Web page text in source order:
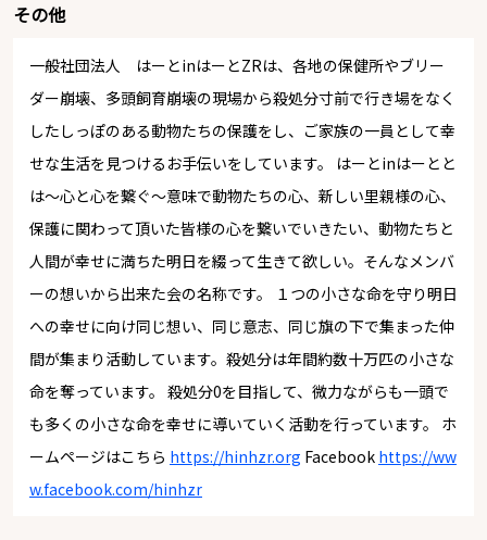
その他
一般社団法人 はーとinはーとZRは、各地の保健所やブリー
ダー崩壊、多頭飼育崩壊の現場から殺処分寸前で行き場をなく
したしっぽのある動物たちの保護をし、ご家族の一員として幸
せな生活を見つけるお手伝いをしています。 はーとinはーとと
は～心と心を繋ぐ～意味で動物たちの心、新しい里親様の心、
保護に関わって頂いた皆様の心を繋いでいきたい、動物たちと
人間が幸せに満ちた明日を綴って生きて欲しい。そんなメンバ
ーの想いから出来た会の名称です。 １つの小さな命を守り明日
への幸せに向け同じ想い、同じ意志、同じ旗の下で集まった仲
間が集まり活動しています。殺処分は年間約数十万匹の小さな
命を奪っています。 殺処分0を目指して、微力ながらも一頭で
も多くの小さな命を幸せに導いていく活動を行っています。 ホ
ームページはこちら https://hinhzr.org Facebook https://ww
w.facebook.com/hinhzr